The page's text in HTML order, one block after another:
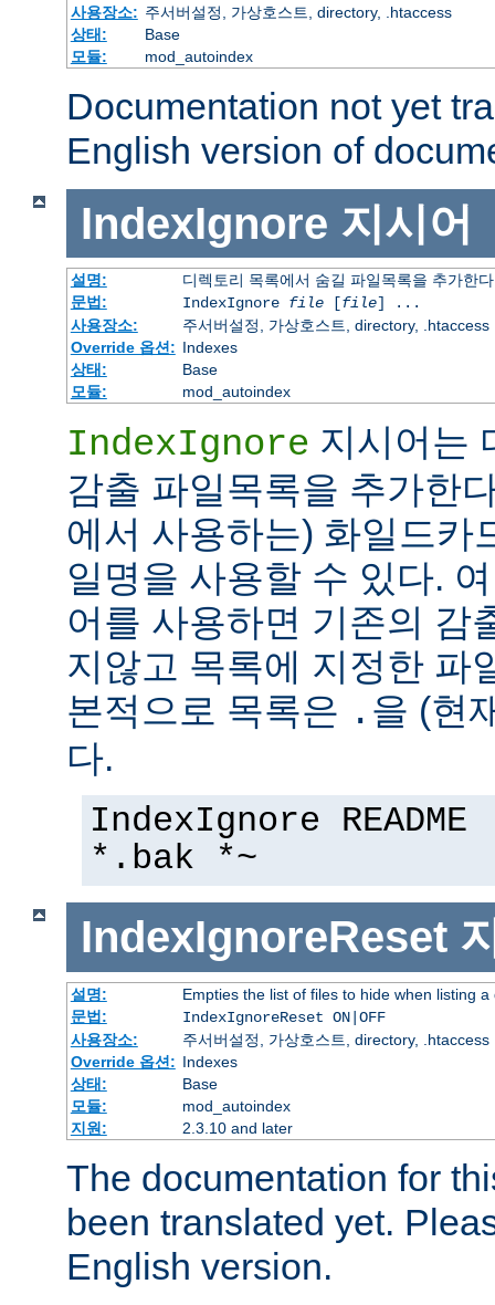
사용장소: 주서버설정, 가상호스트, directory, .htaccess
상태:
Base
모듈:
mod_autoindex
Documentation not yet
English version of
IndexIgnore 지시어
설명:
디렉토리 목록에서 숨길 파일목록을 추가한다
문법:
IndexIgnore file[file] ...
사용장소:
주서버설정, 가상호스트, directory, .htaccess
Override 옵션: Indexes
상태:
Base
모듈:
mod_autoindex
IndexIgnore 지시어는
감출 파일목록을 추가한
에서 사용하는) 화일드카
일명을 사용할 수 있다.
어를 사용하면 기존의 감
지않고 목록에 지정한 파
본적으로 목록은 . 을 (현
다.
IndexIgnore
*.bak *~
IndexIgnoreReset
설명:
Empties the list of files to hide when listing a
문법:
IndexIgnoreReset ON|OFF
사용장소:
주서버설정, 가상호스트, directory, .htaccess
Override 옵션: Indexes
상태:
Base
모듈:
mod_autoindex
지원:
2.3.10 and later
The documentation for
been translated yet.
English version.